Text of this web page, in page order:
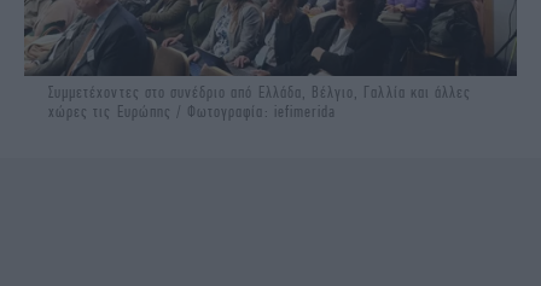
Συμμετέχοντες στο συνέδριο από Ελλάδα, Βέλγιο, Γαλλία και άλλες
χώρες τις Ευρώπης / Φωτογραφία: iefimerida